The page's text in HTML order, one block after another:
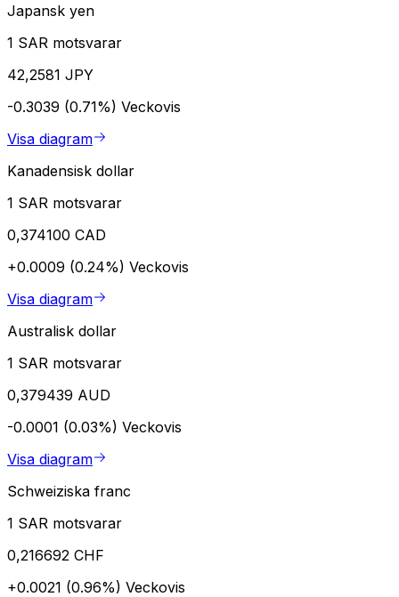
Japansk yen
1 SAR motsvarar
42,2581 JPY
-0.3039 (0.71%) Veckovis
Visa diagram
Kanadensisk dollar
1 SAR motsvarar
0,374100 CAD
+0.0009 (0.24%) Veckovis
Visa diagram
Australisk dollar
1 SAR motsvarar
0,379439 AUD
-0.0001 (0.03%) Veckovis
Visa diagram
Schweiziska franc
1 SAR motsvarar
0,216692 CHF
+0.0021 (0.96%) Veckovis